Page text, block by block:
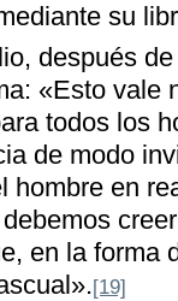
su
después
«Esto vale
todos los
de modo
hombre en
en la forma
[19]